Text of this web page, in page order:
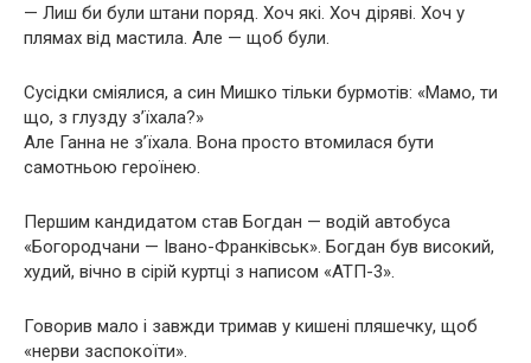
— Лиш би були штани поряд. Хоч які. Хоч діряві. Хоч у
плямах від мастила. Але — щоб були.
Сусідки сміялися, а син Мишко тільки бурмотів: «Мамо, ти
що, з глузду з’їхала?»
Але Ганна не з’їхала. Вона просто втомилася бути
самотньою героїнею.
Першим кандидатом став Богдан — водій автобуса
«Богородчани — Івано-Франківськ». Богдан був високий,
худий, вічно в сірій куртці з написом «АТП-3».
Говорив мало і завжди тримав у кишені пляшечку, щоб
«нерви заспокоїти».